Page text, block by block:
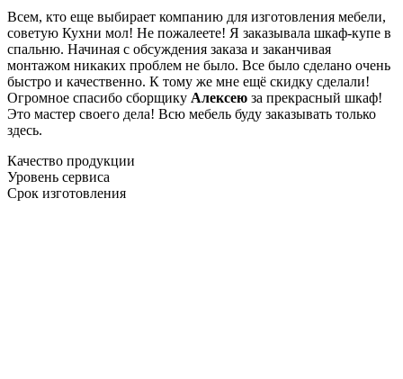
Всем, кто еще выбирает компанию для изготовления мебели,
советую Кухни мол! Не пожалеете! Я заказывала шкаф-купе в
спальню. Начиная с обсуждения заказа и заканчивая
монтажом никаких проблем не было. Все было сделано очень
быстро и качественно. К тому же мне ещё скидку сделали!
Огромное спасибо сборщику Алексею за прекрасный шкаф!
Это мастер своего дела! Всю мебель буду заказывать только
здесь.
Качество продукции
Уровень сервиса
Срок изготовления